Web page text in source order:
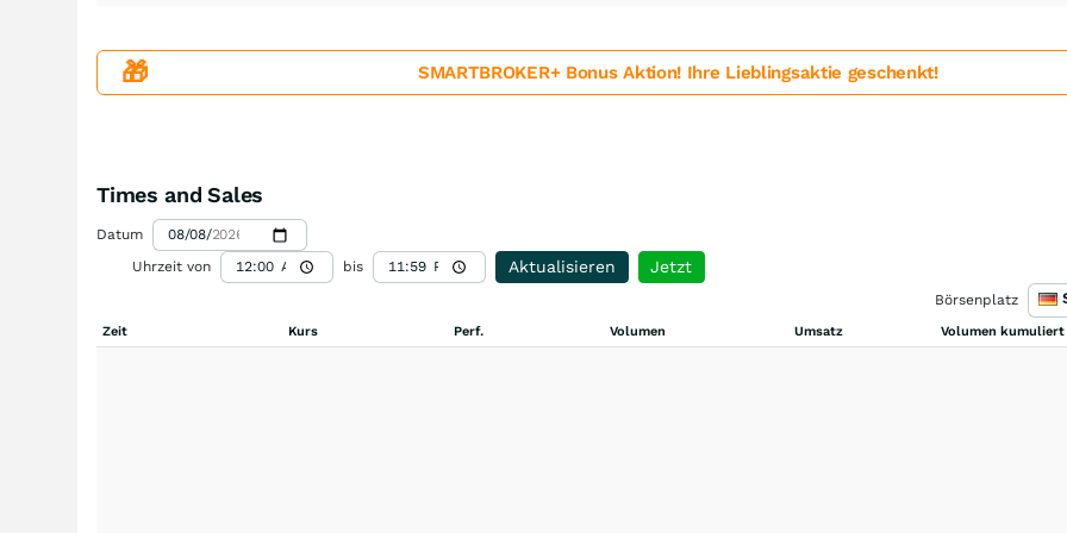
🎁 SMARTBROKER+ Bonus Aktion! Ihre Lieblingsaktie geschenkt!
Times and Sales
Datum
Uhrzeit von
bis Aktualisieren Jetzt
Börsenplatz
Zeit Kurs Perf. Volumen Umsatz Volumen kumuliert